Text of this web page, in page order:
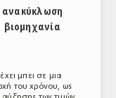
ανακύκλωση
μπει σε μια
του χρόνου, ως